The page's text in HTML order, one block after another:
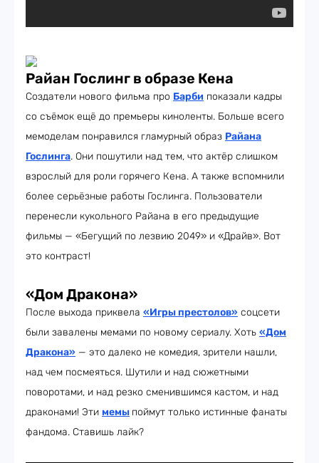
Райан Гослинг в образе Кена
Создатели нового фильма про Барби показали кадры
со съёмок ещё до премьеры киноленты. Больше всего
мемоделам понравился гламурный образ Райана
Гослинга. Они пошутили над тем, что актёр слишком
взрослый для роли горячего Кена. А также вспомнили
более серьёзные работы Гослинга. Пользователи
перенесли кукольного Райана в его предыдущие
фильмы — «Бегущий по лезвию 2049» и «Драйв». Вот
это контраст!
«Дом Дракона»
После выхода приквела «Игры престолов» соцсети
были завалены мемами по новому сериалу. Хоть «Дом
Дракона» — это далеко не комедия, зрители нашли,
над чем посмеяться. Шутили и над сюжетными
поворотами, и над резко сменившимся кастом, и над
драконами! Эти мемы поймут только истинные фанаты
фандома. Ставишь лайк?